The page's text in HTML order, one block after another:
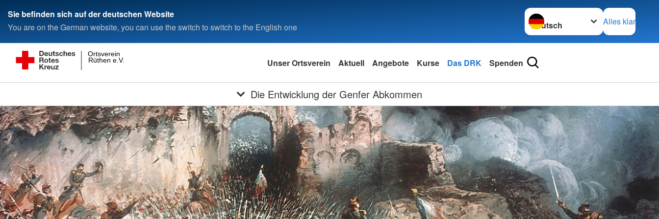
Sie befinden sich auf der deutschen Website
You are on the German website, you can use the switch to switch to the English one
Sprache wechseln zu
Alles klar
Rüthen e.V.
Ortsverein
Unser Ortsverein Aktuell Angebote Kurse Das DRK Spenden
Die Entwicklung der Genfer Abkommen